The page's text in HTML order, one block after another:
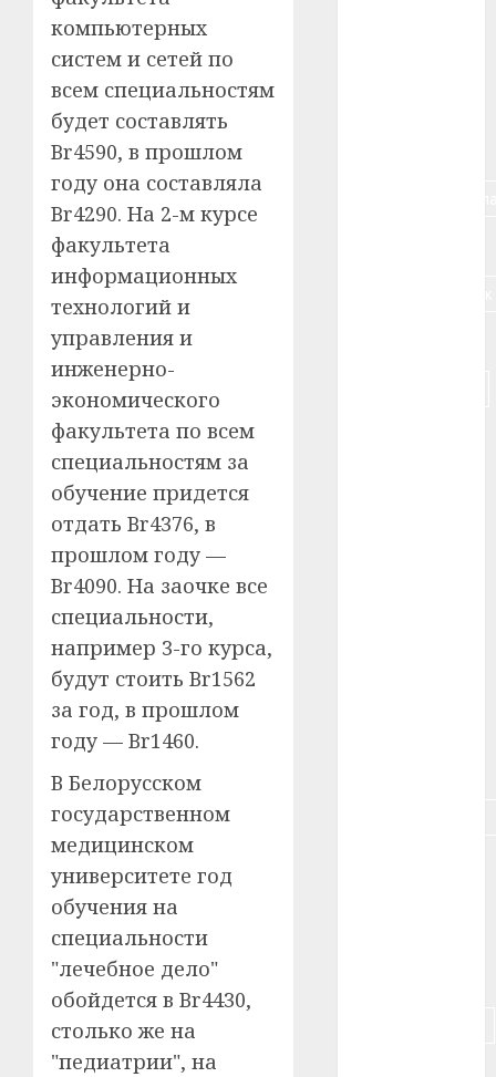
компьютерных
систем и сетей по
всем специальностям
будет составлять
Br4590, в прошлом
году она составляла
Br4290. На 2-м курсе
факультета
информационных
технологий и
управления и
инженерно-
экономического
факультета по всем
специальностям за
обучение придется
отдать Br4376, в
прошлом году —
Br4090. На заочке все
специальности,
например 3-го курса,
будут стоить Br1562
за год, в прошлом
году — Br1460.
В Белорусском
государственном
медицинском
университете год
обучения на
специальности
"лечебное дело"
обойдется в Br4430,
столько же на
"педиатрии", на